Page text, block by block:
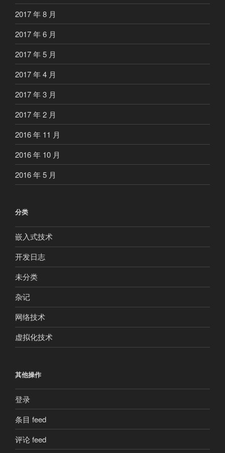
2017 年 8 月
2017 年 6 月
2017 年 5 月
2017 年 4 月
2017 年 3 月
2017 年 2 月
2016 年 11 月
2016 年 10 月
2016 年 5 月
分类
嵌入式技术
开发日志
未分类
杂记
网络技术
虚拟化技术
其他操作
登录
条目 feed
评论 feed